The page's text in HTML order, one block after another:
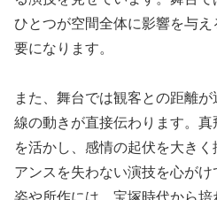
ひとつが空間全体に影響を与
要になります。
また、舞台では観客との距離
線の動きが直接伝わります。
を活かし、感情の起伏を大き
アンスを失わない演技を心が